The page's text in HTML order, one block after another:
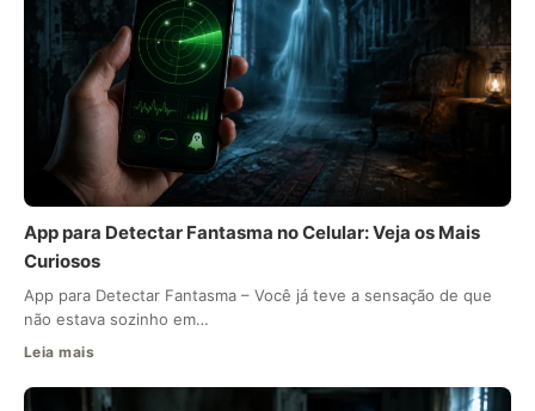
App para Detectar Fantasma no Celular: Veja os Mais
Curiosos
App para Detectar Fantasma – Você já teve a sensação de que
não estava sozinho em…
Leia mais